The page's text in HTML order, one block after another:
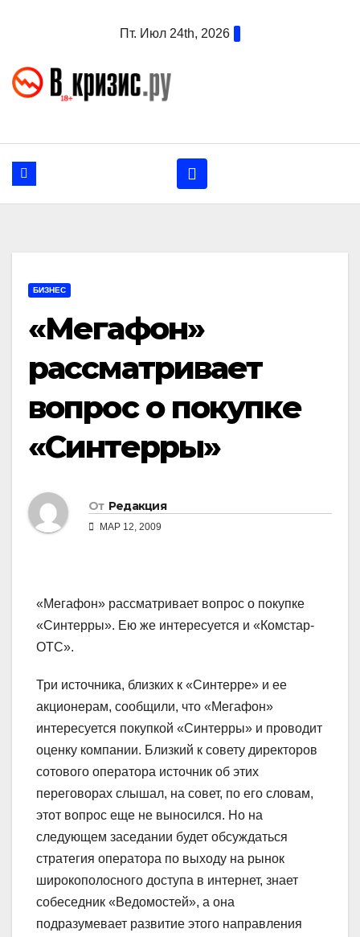
Пт. Июл 24th, 2026
БИЗНЕС
«Мегафон»
рассматривает
вопрос о покупке
«Синтерры»
От Редакция
МАР 12, 2009
«Мегафон» рассматривает вопрос о покупке
«Синтерры». Ею же интересуется и «Комстар-
ОТС».
Три источника, близких к «Синтерре» и ее
акционерам, сообщили, что «Мегафон»
интересуется покупкой «Синтерры» и проводит
оценку компании. Близкий к совету директоров
сотового оператора источник об этих
переговорах слышал, на совет, по его словам,
этот вопрос еще не выносился. Но на
следующем заседании будет обсуждаться
стратегия оператора по выходу на рынок
широкополосного доступа в интернет, знает
собеседник «Ведомостей», а она
подразумевает развитие этого направления